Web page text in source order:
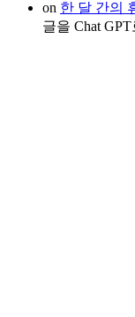
on 한 달 간의
글을 Chat GPT